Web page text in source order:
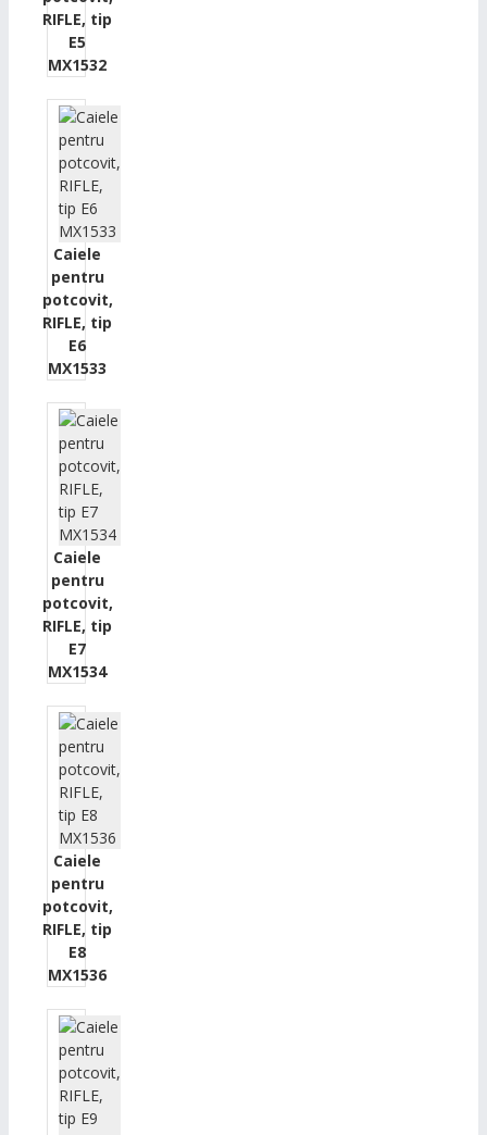
RIFLE, tip
E5
MX1532
Caiele
pentru
potcovit,
RIFLE, tip
E6
MX1533
Caiele
pentru
potcovit,
RIFLE, tip
E7
MX1534
Caiele
pentru
potcovit,
RIFLE, tip
E8
MX1536